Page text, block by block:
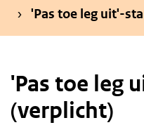
'Pas toe leg uit'-
'Pas toe leg
(verplicht)